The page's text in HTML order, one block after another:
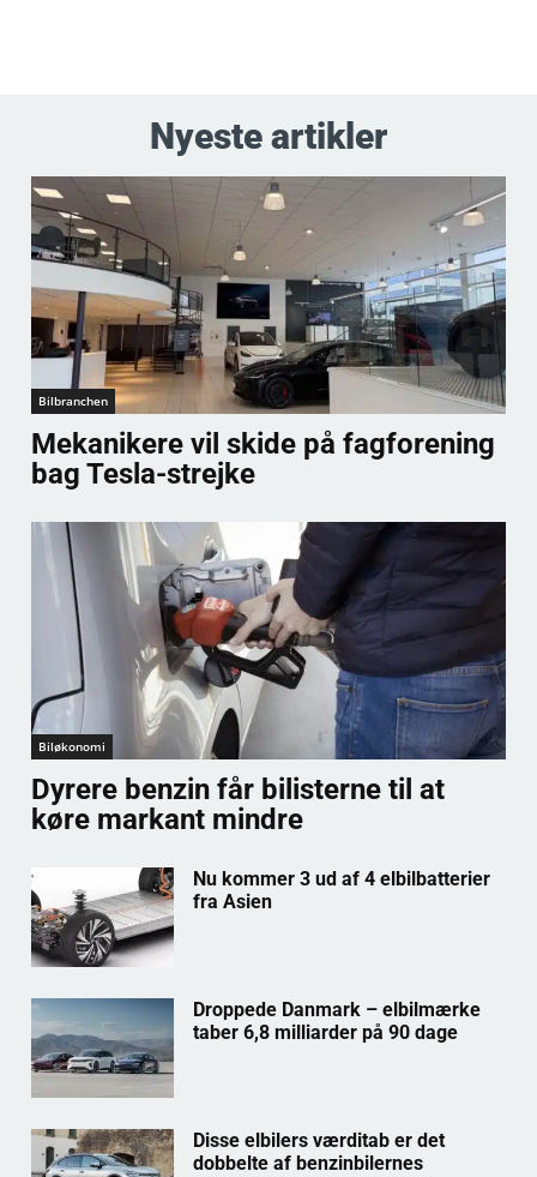
Nyeste artikler
Bilbranchen
Mekanikere vil skide på fagforening
bag Tesla-strejke
Biløkonomi
Dyrere benzin får bilisterne til at
køre markant mindre
Nu kommer 3 ud af 4 elbilbatterier
fra Asien
Droppede Danmark – elbilmærke
taber 6,8 milliarder på 90 dage
Disse elbilers værditab er det
dobbelte af benzinbilernes